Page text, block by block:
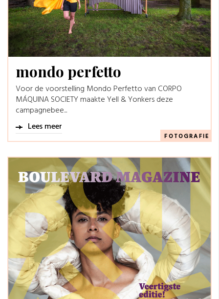
mondo perfetto
Voor de voorstelling Mondo Perfetto van CORPO
MÁQUINA SOCIETY maakte Yell & Yonkers deze
campagnebee...
Lees meer
FOTOGRAFIE